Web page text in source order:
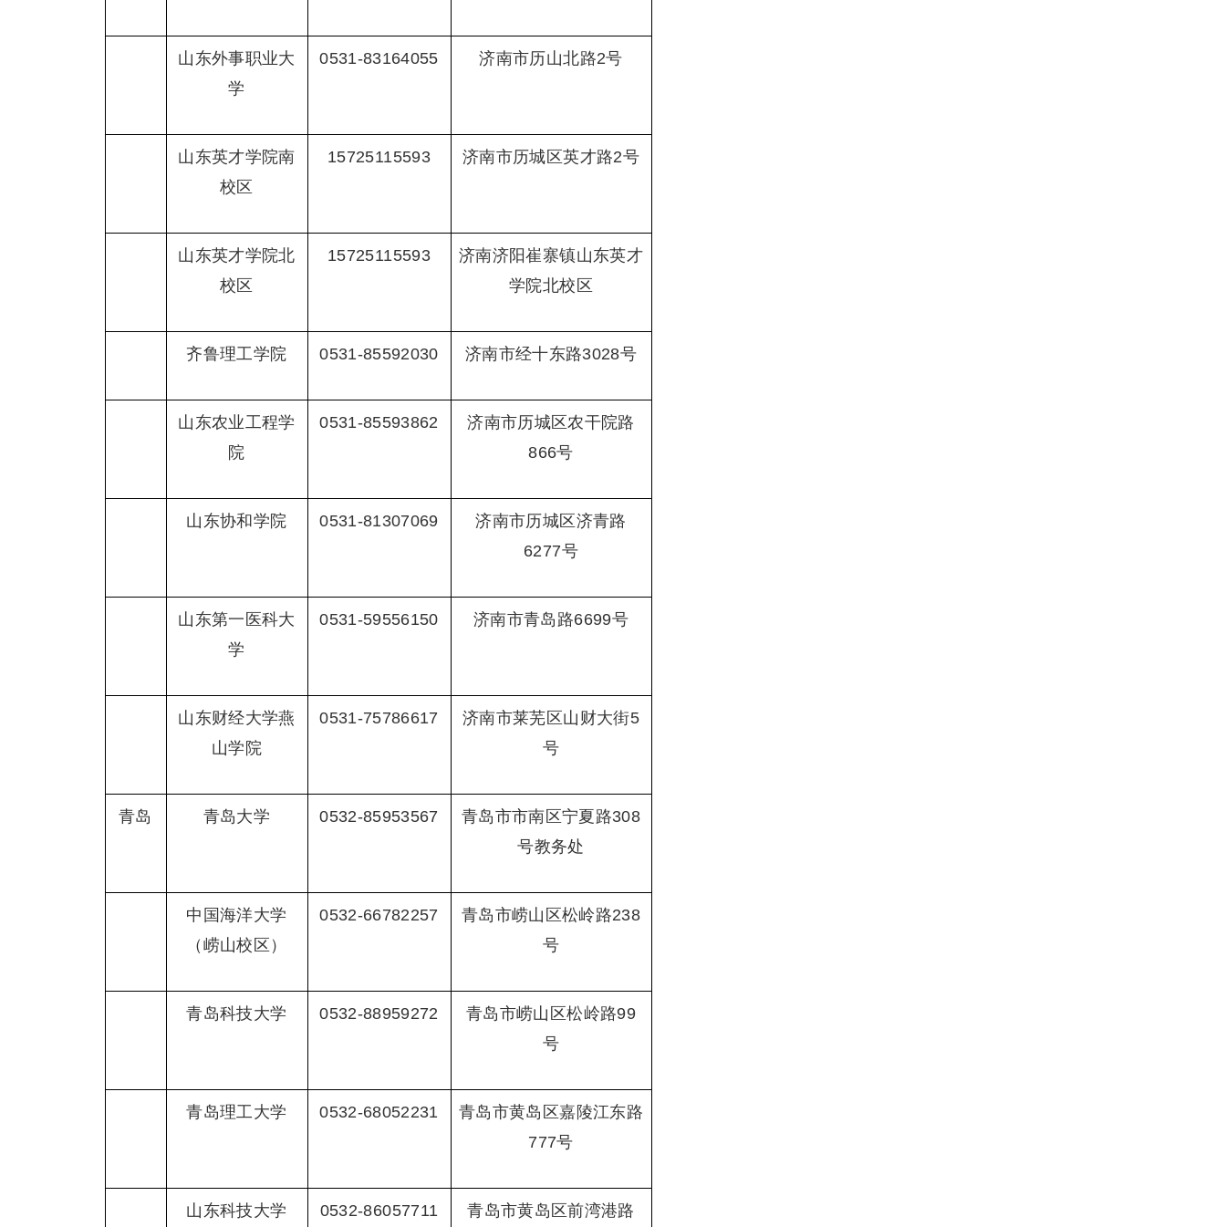
山东外事职业大
学
0531-83164055 济南市历山北路2号
山东英才学院南
校区
15725115593 济南市历城区英才路2号
山东英才学院北
校区
15725115593
济南济阳崔寨镇山东英才
学院北校区
齐鲁理工学院 0531-85592030 济南市经十东路3028号
山东农业工程学
院
0531-85593862
济南市历城区农干院路
866号
山东协和学院 0531-81307069
济南市历城区济青路
6277号
山东第一医科大
学
0531-59556150 济南市青岛路6699号
山东财经大学燕
山学院
0531-75786617
济南市莱芜区山财大街5
号
青岛 青岛大学 0532-85953567
青岛市市南区宁夏路308
号教务处
中国海洋大学
（崂山校区）
0532-66782257
青岛市崂山区松岭路238
号
青岛科技大学 0532-88959272
青岛市崂山区松岭路99
号
青岛理工大学 0532-68052231
青岛市黄岛区嘉陵江东路
777号
山东科技大学 0532-86057711 青岛市黄岛区前湾港路